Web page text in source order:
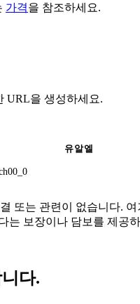
가격을 참조하세요.
URL을 생성하세요.
유알엘
또는 관련이 없습니다.
는 보장이나 담보를 제공
다.